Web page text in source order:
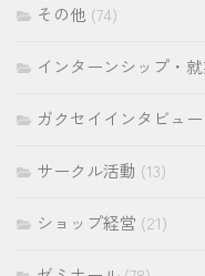
その他 (74)
インターンシップ・
ガクセイインタビュー
サークル活動 (13)
ショップ経営 (21)